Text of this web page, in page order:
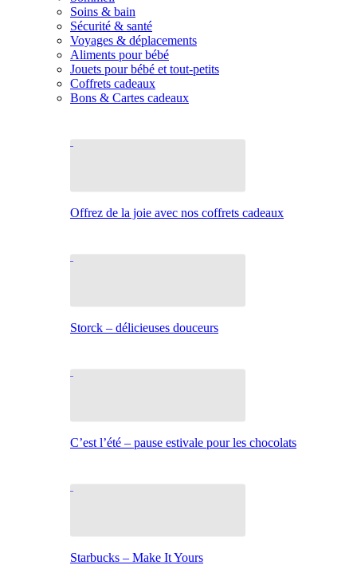
Soins & bain
Sécurité & santé
Voyages & déplacements
Aliments pour bébé
Jouets pour bébé et tout-petits
Coffrets cadeaux
Bons & Cartes cadeaux
Offrez de la joie avec nos coffrets cadeaux
Storck – délicieuses douceurs
C’est l’été – pause estivale pour les chocolats
Starbucks – Make It Yours